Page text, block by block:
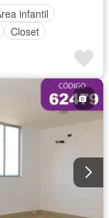
infantil
Closet